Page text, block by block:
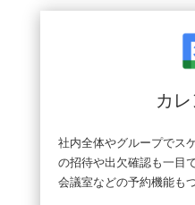
カ
社内全体やグループでス
の招待や出欠確認も一目
会議室などの予約機能も